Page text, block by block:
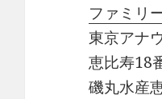
ファミリ
東京アナ
恵比寿18
磯丸水産